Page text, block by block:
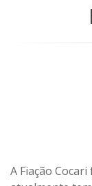
A Fiação